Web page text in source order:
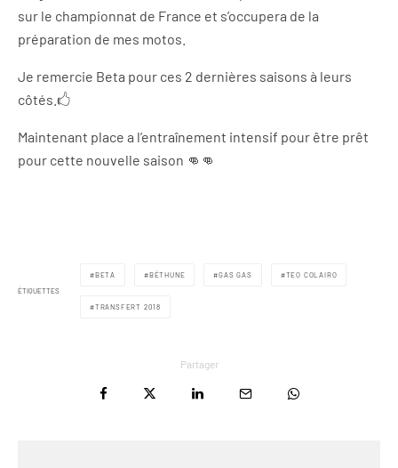
sur le championnat de France et s’occupera de la
préparation de mes motos.
Je remercie Beta pour ces 2 dernières saisons à leurs
côtés.🖒
Maintenant place a l’entraînement intensif pour être prêt
pour cette nouvelle saison 👊👊
ÉTIQUETTES
BETA BÉTHUNE GAS GAS TEO COLAIRO
TRANSFERT 2018
Partager